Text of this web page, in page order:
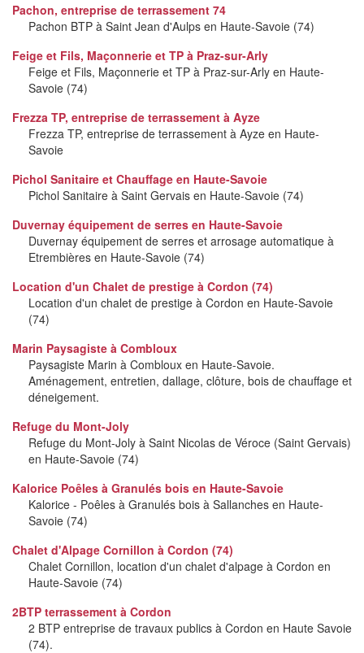
Pachon, entreprise de terrassement 74
Pachon BTP à Saint Jean d'Aulps en Haute-Savoie (74)
Feige et Fils, Maçonnerie et TP à Praz-sur-Arly
Feige et Fils, Maçonnerie et TP à Praz-sur-Arly en Haute-
Savoie (74)
Frezza TP, entreprise de terrassement à Ayze
Frezza TP, entreprise de terrassement à Ayze en Haute-
Savoie
Pichol Sanitaire et Chauffage en Haute-Savoie
Pichol Sanitaire à Saint Gervais en Haute-Savoie (74)
Duvernay équipement de serres en Haute-Savoie
Duvernay équipement de serres et arrosage automatique à
Etrembières en Haute-Savoie (74)
Location d'un Chalet de prestige à Cordon (74)
Location d'un chalet de prestige à Cordon en Haute-Savoie
(74)
Marin Paysagiste à Combloux
Paysagiste Marin à Combloux en Haute-Savoie.
Aménagement, entretien, dallage, clôture, bois de chauffage et
déneigement.
Refuge du Mont-Joly
Refuge du Mont-Joly à Saint Nicolas de Véroce (Saint Gervais)
en Haute-Savoie (74)
Kalorice Poêles à Granulés bois en Haute-Savoie
Kalorice - Poêles à Granulés bois à Sallanches en Haute-
Savoie (74)
Chalet d'Alpage Cornillon à Cordon (74)
Chalet Cornillon, location d'un chalet d'alpage à Cordon en
Haute-Savoie (74)
2BTP terrassement à Cordon
2 BTP entreprise de travaux publics à Cordon en Haute Savoie
(74).